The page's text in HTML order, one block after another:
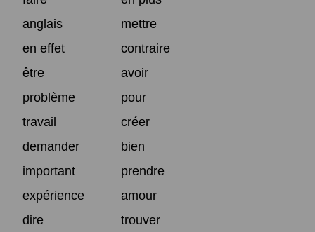
anglais
mettre
en effet
contraire
être
avoir
problème
pour
travail
créer
demander
bien
important
prendre
expérience
amour
dire
trouver